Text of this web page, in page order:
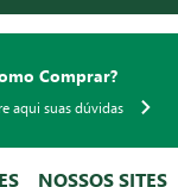
Comprar?
aqui suas dúvidas
NOSSOS SITES